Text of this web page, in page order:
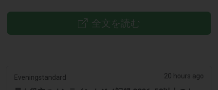
全文を読む
Eveningstandard 20 hours ago